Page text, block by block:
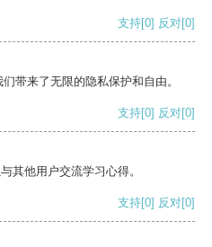
支持[0] 反对[0]
带来了无限的隐私保护和自由。
支持[0] 反对[0]
其他用户交流学习心得。
支持[0] 反对[0]